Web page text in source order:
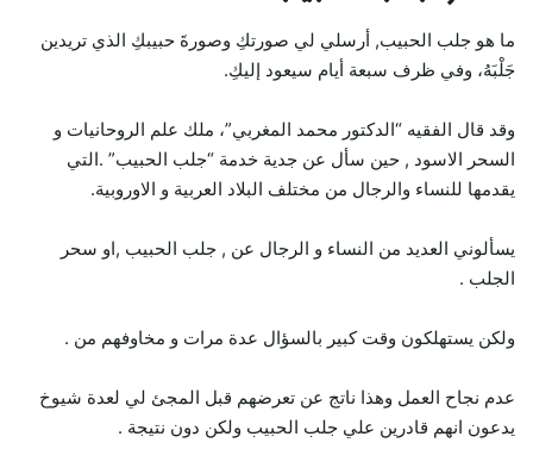
ما هو جلب الحبيب, أرسلي لي صورتكِ وصورةَ حبيبكِ الذي تريدين
جَلْبَهُ، وفي ظرف سبعة أيام سيعود إليكِ.
وقد قال الفقيه “الدكتور محمد المغربي”، ملك علم الروحانيات و
السحر الاسود , حين سأل عن جدية خدمة “جلب الحبيب” .التي
يقدمها للنساء والرجال من مختلف البلاد العربية و الاوروبية.
يسألوني العديد من النساء و الرجال عن , جلب الحبيب ,او سحر
الجلب .
ولكن يستهلكون وقت كبير بالسؤال عدة مرات و مخاوفهم من .
عدم نجاح العمل وهذا ناتج عن تعرضهم قبل المجئ لي لعدة شيوخ
يدعون انهم قادرين علي جلب الحبيب ولكن دون نتيجة .